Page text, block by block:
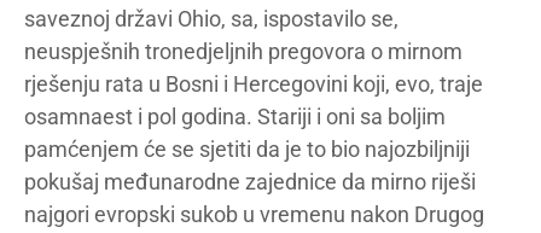
saveznoj državi Ohio, sa, ispostavilo se,
neuspješnih tronedjeljnih pregovora o mirnom
rješenju rata u Bosni i Hercegovini koji, evo, traje
osamnaest i pol godina. Stariji i oni sa boljim
pamćenjem će se sjetiti da je to bio najozbiljniji
pokušaj međunarodne zajednice da mirno riješi
najgori evropski sukob u vremenu nakon Drugog